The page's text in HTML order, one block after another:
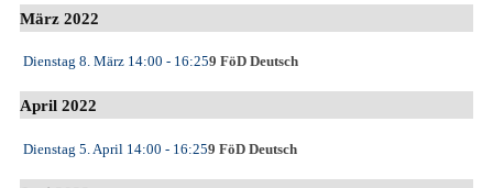
März 2022
Dienstag 8. März 14:00 - 16:259 FöD Deutsch
April 2022
Dienstag 5. April 14:00 - 16:259 FöD Deutsch